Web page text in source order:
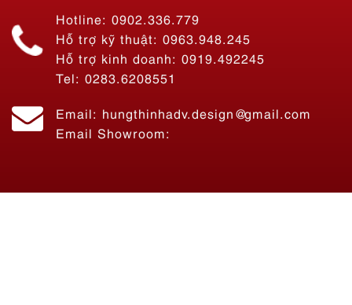
Thi Công Bảng Hiệu Quán Ăn Tiệm Lẩu Nhà Bon – Lẩu 69K SÀI
GÒN
Liên hệ
Hotline: 0902.336.779
Hỗ trợ kỹ thuật: 0963.948.245
Hỗ trợ kinh doanh: 0919.492245
Tel: 0283.6208551
Email: hungthinhadv.design@gmail.com
Email Showroom: